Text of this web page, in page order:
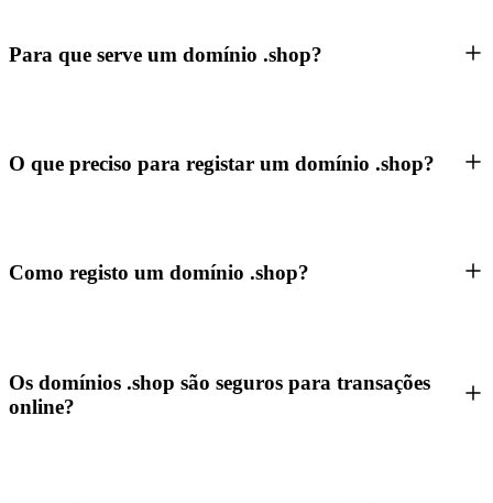
Para que serve um domínio .shop?
O que preciso para registar um domínio .shop?
Como registo um domínio .shop?
Os domínios .shop são seguros para transações
online?